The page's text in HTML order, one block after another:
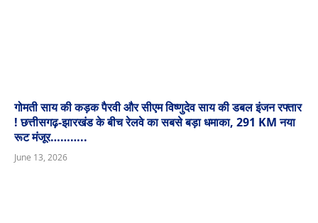
गोमती साय की कड़क पैरवी और सीएम विष्णुदेव साय की डबल इंजन रफ्तार
! छत्तीसगढ़-झारखंड के बीच रेलवे का सबसे बड़ा धमाका, 291 KM नया
रूट मंजूर………..
June 13, 2026